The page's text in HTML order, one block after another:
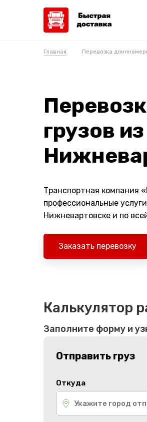
Главная Перевозка
грузов из
Транспортная компания
профессиональные
Нижневартовске и по
Заказать перевозку
Калькулятор
Заполните форму и
Отправить груз
Откуда